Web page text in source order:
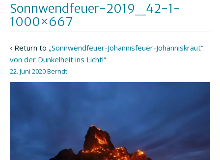
Sonnwendfeuer-2019_42-1-
1000×667
‹ Return to „Sonnwendfeuer-Johannisfeuer-Johanniskraut“:
von der Dunkelheit ins Licht!“
22. Juni 2020Berndt